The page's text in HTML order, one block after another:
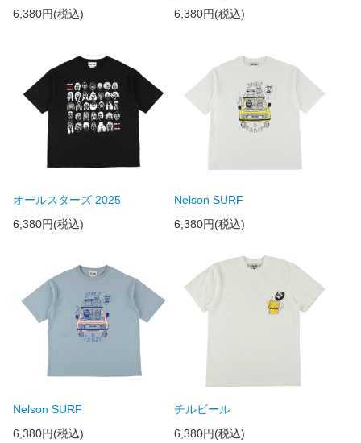
6,380円(税込)
6,380円(税込)
オールスターズ 2025
6,380円(税込)
Nelson SURF
6,380円(税込)
Nelson SURF
6,380円(税込)
チルビール
6,380円(税込)